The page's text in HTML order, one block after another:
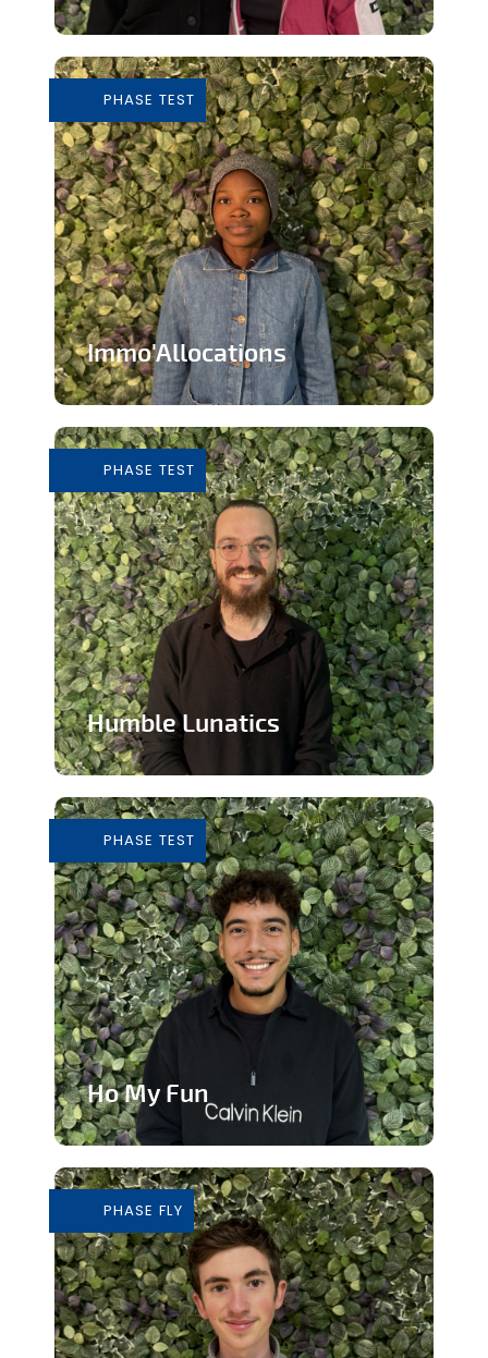
outils pour consommer de façon...
En savoir plus
PHASE TEST
Immo'Allocations
les personnes touchant des...
En savoir plus
PHASE TEST
Humble Lunatics
éthique
En savoir plus
PHASE TEST
Ho My Fun
inclusive
En savoir plus
PHASE FLY